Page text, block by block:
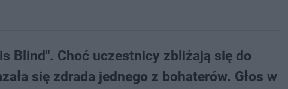
Blind". Choć uczestnicy zbliżają się do
się zdrada jednego z bohaterów. Głos w